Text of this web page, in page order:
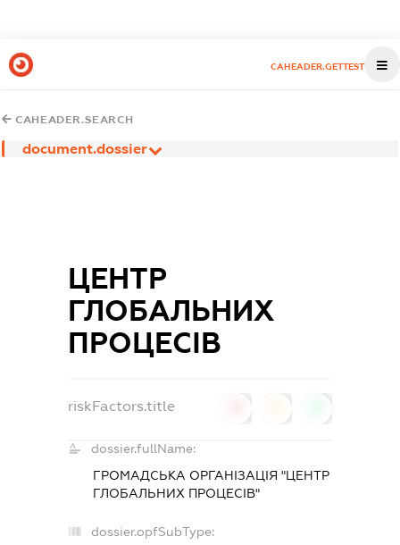
CAHEADER.GETTEST
CAHEADER.SEARCH
document.dossier
ЦЕНТР
ГЛОБАЛЬНИХ
ПРОЦЕСІВ
riskFactors.title
dossier.fullName:
ГРОМАДСЬКА ОРГАНІЗАЦІЯ "ЦЕНТР
ГЛОБАЛЬНИХ ПРОЦЕСІВ"
dossier.opfSubType: